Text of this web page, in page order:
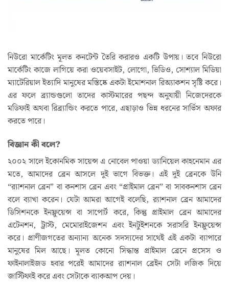
নিউরো মার্কেটিং মূলত কনটেন্ট তৈরি করারও একটি উপায়। তবে নিউরো
মার্কেটিং কাজে লাগিয়ে করা ওয়েবসাইট, লোগো, ভিডিও, সোশ্যাল মিডিয়া
ম্যাটেরিয়াল ইত্যাদি মানুষের মস্তিষ্কে একটা ইমোশনাল রিঅ্যাকশন সৃষ্টি করে।
এর ফলে ব্র্যান্ডগুলো তাদের কাস্টমারের পছন্দ অনুযায়ী নিজেদেরকে
মডিফাই অথবা রিব্র‍্যান্ডিং করতে পারে, এছাড়াও ভিন্ন ধরনের সার্ভিস অফার
করতে পারে।
বিজ্ঞান কী বলে?
২০০২ সালে ইকোনমিক সায়েন্স এ নোবেল পাওয়া ড্যানিয়েল কাহনেমান এর
মতে, আমাদের ব্রেন আসলে দুই ভাগে বিভক্ত। এই দুই ব্রেনকে উনি
“র‍্যাশনাল ব্রেন” বা কনশাস ব্রেন এবং “প্রাইমাল ব্রেন” বা সাবকনশাস ব্রেন
বলে ব্যাখা করেন। যেটা আমরা আগেই বলেছি, র‍্যাশনাল ব্রেন আমাদের
ডিসিশনকে ইনফ্লুয়েন্স বা সাপোর্ট করে, কিন্তু প্রাইমাল ব্রেন আমাদের
এটেনশন, ট্রাস্ট, মেমোরাইজেশন এবং ইনটুইশনকে সরাসরি ইনফ্লুয়েন্স
করে। প্রাণীজগতের অন্যান্য অনেক সদস্যদের সাথেই এই একটা ব্যাপারে
মানুষের মিল আছে। মূলত কোনো সিদ্ধান্ত প্রাইমাল ব্রেনে প্রসেস ও
ফাইনালাইজড হবার পরেই আমাদের র‍্যাশনাল ব্রেইন সেটা লজিক দিয়ে
জাস্টিফাই করে এবং সেটাকে ব্যাকআপ দেয়।